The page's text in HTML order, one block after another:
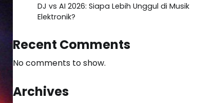
DJ vs AI 2026: Siapa Lebih Unggul di Musik
Elektronik?
Recent Comments
No comments to show.
Archives